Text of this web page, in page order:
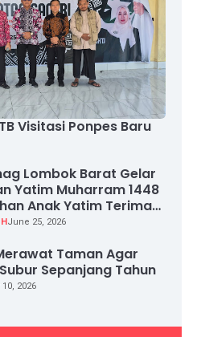
Visitasi Ponpes Baru
Lombok Barat Gelar
Yatim Muharram 1448
Anak Yatim Terima
June 25, 2026
Taman Agar
Sepanjang Tahun
10, 2026